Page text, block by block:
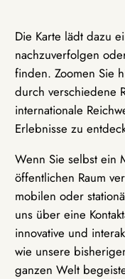
Die Karte lädt dazu
nachzuverfolgen
finden. Zoomen Sie
durch verschiedene
internationale
Erlebnisse zu
Wenn Sie selbst ein
öffentlichen Raum
mobilen oder
uns über eine
innovative und
wie unsere
ganzen Welt